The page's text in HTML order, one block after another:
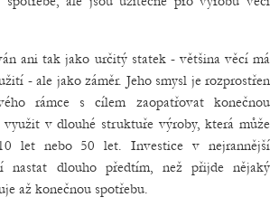
ani tak jako určitý statek - většina věcí má
- ale jako záměr. Jeho smysl je rozprostřen
rámce s cílem zaopatřovat konečnou
v dlouhé struktuře výroby, která může
let nebo 50 let. Investice v nejrannější
nastat dlouho předtím, než přijde nějaký
až konečnou spotřebu.